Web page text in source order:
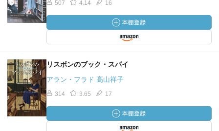
507 4.14 16
リスボンのブック・スパイ
アラン・フラド 髙山祥子
314 3.65 17